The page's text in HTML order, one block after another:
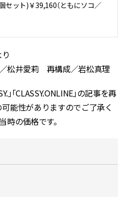
セット)￥39,160（ともにソコ／
松井愛莉 再構成／岩松真理
「CLASSY.ONLINE」の記事を再
能性がありますのでご了承く
時の価格です。